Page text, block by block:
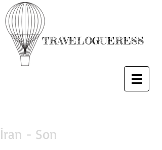
TRAVELOGUERESS
İran - Son